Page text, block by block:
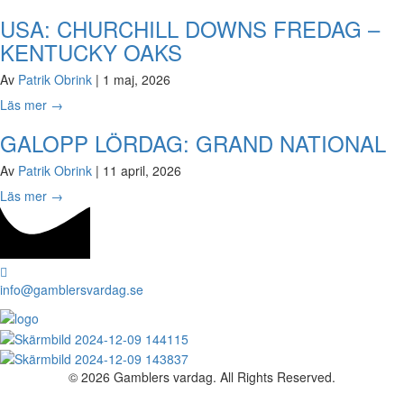
USA: CHURCHILL DOWNS FREDAG –
KENTUCKY OAKS
Av Patrik Obrink | 1 maj, 2026
Läs mer →
GALOPP LÖRDAG: GRAND NATIONAL
Av Patrik Obrink | 11 april, 2026
Läs mer →
info@gamblersvardag.se
© 2026 Gamblers vardag. All Rights Reserved.